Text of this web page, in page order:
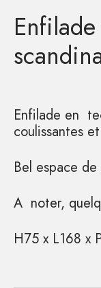
Enfilade en
coulissantes
Bel espace
A noter,
H75 x L168 x